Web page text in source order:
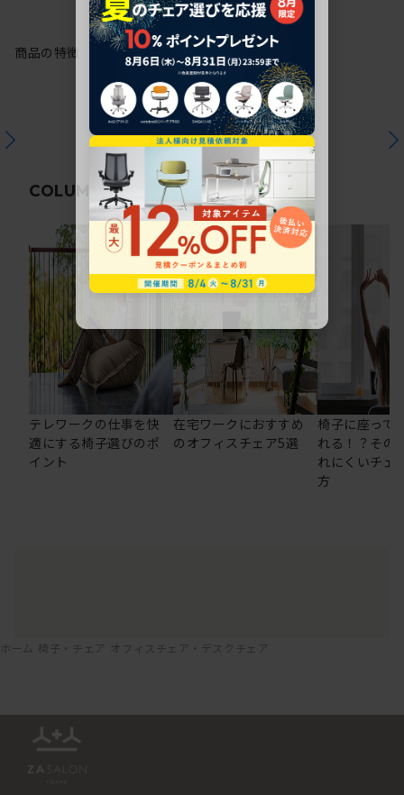
商品の特徴
COLUMN 関連コラム
テレワークの仕事を快
適にする椅子選びのポ
イント
在宅ワークにおすすめ
のオフィスチェア5選
椅子に座って
れる！？その
れにくいチェ
方
ホーム 椅子・チェア オフィスチェア・デスクチェア